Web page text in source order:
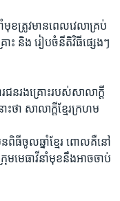
ខត្រូវមានពេលវេលាគ្រប់
ោះ និង រៀបចំនីតិវិធីផ្សេងៗ
ជនរងគ្រោះរបស់សាលាក្ដី
ា សាលាក្ដីខ្មែរក្រហម
នពិធីចូលឆ្នាំខ្មែរ ពោលគឺនៅ
មមេធាវីនាំមុខនឹងអាចចាប់